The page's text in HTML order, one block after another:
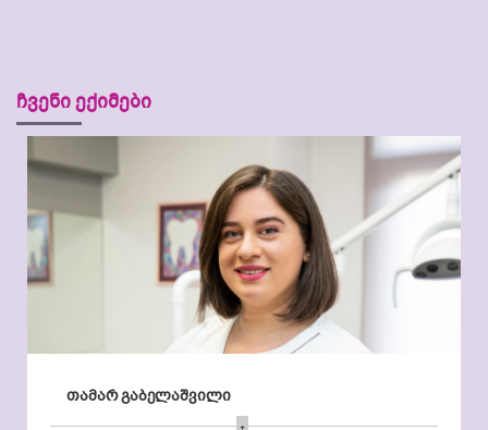
ჩვენი ექიმები
თამარ გაბელაშვილი